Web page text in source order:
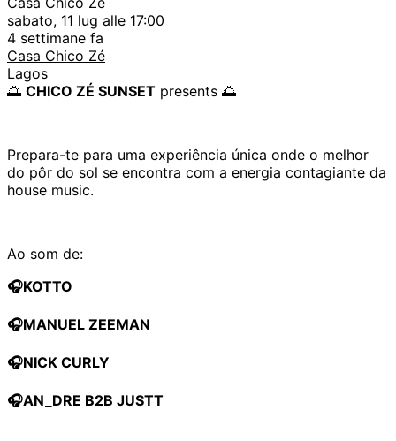
sabato, 11 lug alle 17:00
4 settimane fa
Casa Chico Zé
Lagos
🌅 CHICO ZÉ SUNSET presents 🌅
Prepara-te para uma experiência única onde o melhor
do pôr do sol se encontra com a energia contagiante da
house music.
Ao som de:
🎧KOTTO
🎧MANUEL ZEEMAN
🎧NICK CURLY
🎧AN_DRE B2B JUSTT